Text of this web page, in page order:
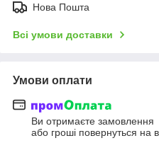
Нова Пошта
Всі умови доставки
Умови оплати
Ви отримаєте замовлення
або гроші повернуться на